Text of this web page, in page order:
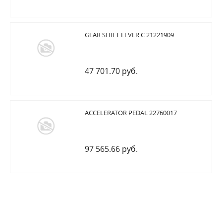
GEAR SHIFT LEVER C 21221909
47 701.70 руб.
ACCELERATOR PEDAL 22760017
97 565.66 руб.